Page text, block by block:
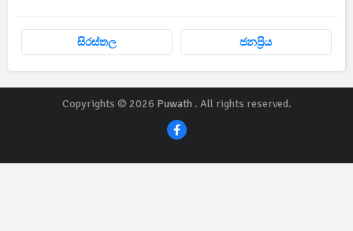
සිරස්තල ජනප්‍රිය
Copyrights © 2026 Puwath. All rights reserved.